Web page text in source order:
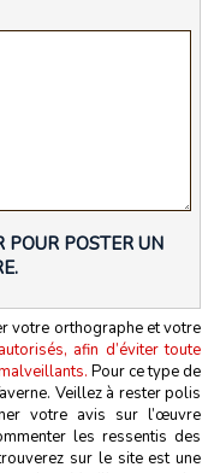
POUR POSTER UN
votre orthographe et votre
afin d’éviter toute
Pour ce type de
Veillez à rester polis
votre avis sur l’œuvre
les ressentis des
sur le site est une